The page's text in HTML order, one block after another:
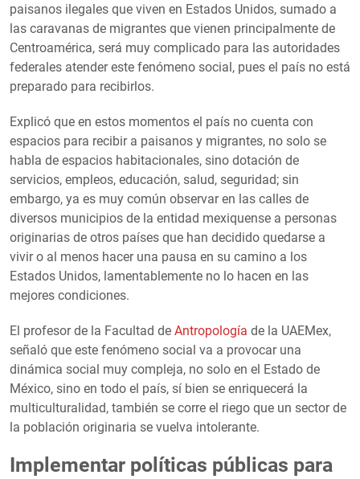
paisanos ilegales que viven en Estados Unidos, sumado a
las caravanas de migrantes que vienen principalmente de
Centroamérica, será muy complicado para las autoridades
federales atender este fenómeno social, pues el país no está
preparado para recibirlos.
Explicó que en estos momentos el país no cuenta con
espacios para recibir a paisanos y migrantes, no solo se
habla de espacios habitacionales, sino dotación de
servicios, empleos, educación, salud, seguridad; sin
embargo, ya es muy común observar en las calles de
diversos municipios de la entidad mexiquense a personas
originarias de otros países que han decidido quedarse a
vivir o al menos hacer una pausa en su camino a los
Estados Unidos, lamentablemente no lo hacen en las
mejores condiciones.
El profesor de la Facultad de Antropología de la UAEMex,
señaló que este fenómeno social va a provocar una
dinámica social muy compleja, no solo en el Estado de
México, sino en todo el país, sí bien se enriquecerá la
multiculturalidad, también se corre el riego que un sector de
la población originaria se vuelva intolerante.
Implementar políticas públicas para